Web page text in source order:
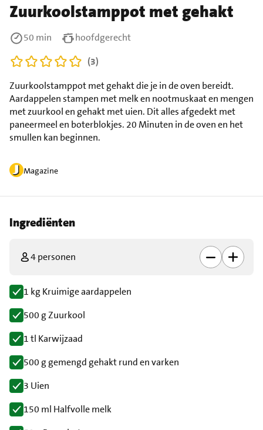
Zuurkoolstamppot met gehakt
Magazine
Zuurkoolstamppot met gehakt die je in de oven bereidt.
Aardappelen stampen met melk en nootmuskaat en mengen
met zuurkool en gehakt met uien. Dit alles afgedekt met
paneermeel en boterblokjes. 20 Minuten in de oven en het
smullen kan beginnen.
50 min
hoofdgerecht
(3)
Ingrediënten
4 personen
1 kg Kruimige aardappelen
500 g Zuurkool
1 tl Karwijzaad
500 g gemengd gehakt rund en varken
3 Uien
150 ml Halfvolle melk